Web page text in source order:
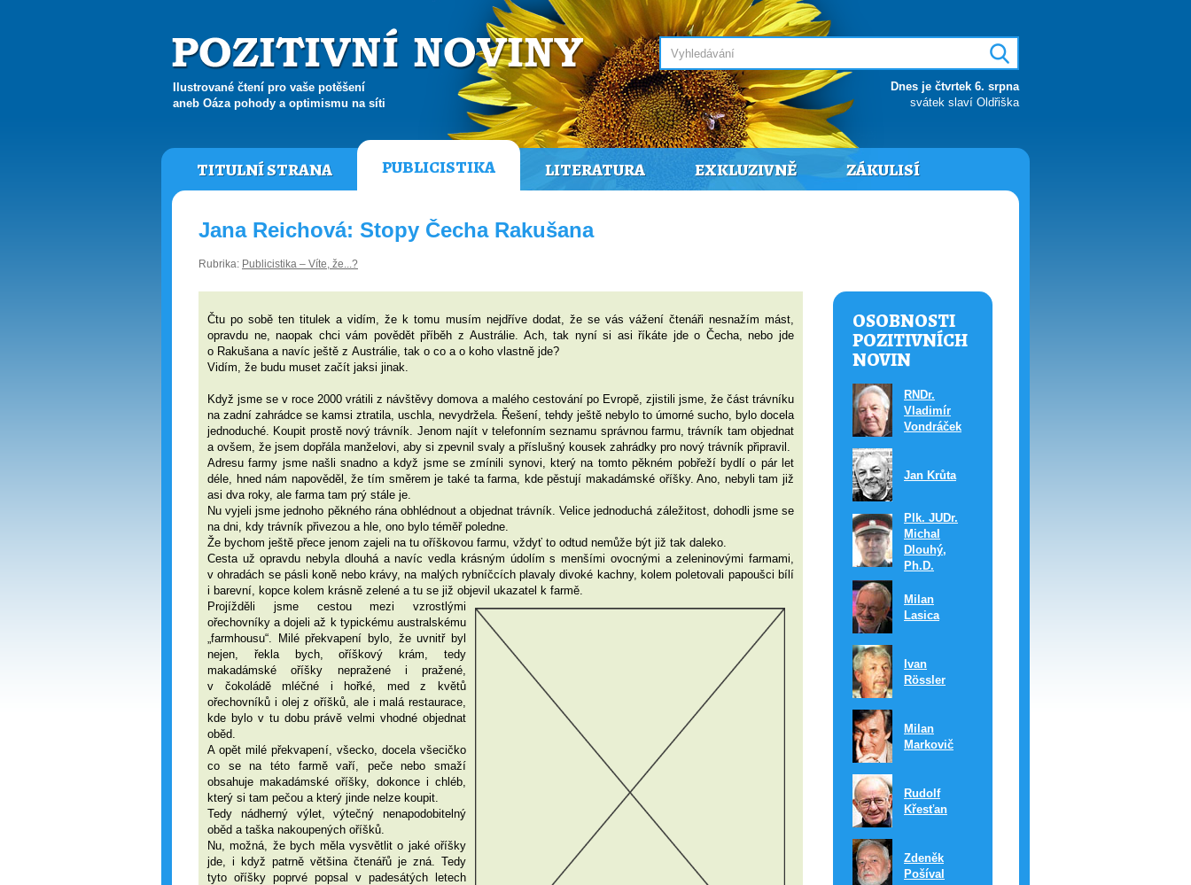
Ilustrované čtení pro vaše potěšení
aneb Oáza pohody a optimismu na síti
Dnes je čtvrtek 6. srpna
svátek slaví Oldřiška
TITULNÍ STRANA PUBLICISTIKA LITERATURA EXKLUZIVNĚ ZÁKULISÍ
Jana Reichová: Stopy Čecha Rakušana
Rubrika: Publicistika – Víte, že...?
Čtu po sobě ten titulek a vidím, že k tomu musím nejdříve dodat, že se vás vážení čtenáři nesnažím mást,
opravdu ne, naopak chci vám povědět příběh z Austrálie. Ach, tak nyní si asi říkáte jde o Čecha, nebo jde
o Rakušana a navíc ještě z Austrálie, tak o co a o koho vlastně jde?
Vidím, že budu muset začít jaksi jinak.
Když jsme se v roce 2000 vrátili z návštěvy domova a malého cestování po Evropě, zjistili jsme, že část trávníku
na zadní zahrádce se kamsi ztratila, uschla, nevydržela. Řešení, tehdy ještě nebylo to úmorné sucho, bylo docela
jednoduché. Koupit prostě nový trávník. Jenom najít v telefonním seznamu správnou farmu, trávník tam objednat
a ovšem, že jsem dopřála manželovi, aby si zpevnil svaly a příslušný kousek zahrádky pro nový trávník připravil.
Adresu farmy jsme našli snadno a když jsme se zmínili synovi, který na tomto pěkném pobřeží bydlí o pár let
déle, hned nám napověděl, že tím směrem je také ta farma, kde pěstují makadámské oříšky. Ano, nebyli tam již
asi dva roky, ale farma tam prý stále je.
Nu vyjeli jsme jednoho pěkného rána obhlédnout a objednat trávník. Velice jednoduchá záležitost, dohodli jsme se
na dni, kdy trávník přivezou a hle, ono bylo téměř poledne.
Že bychom ještě přece jenom zajeli na tu oříškovou farmu, vždyť to odtud nemůže být již tak daleko.
Cesta už opravdu nebyla dlouhá a navíc vedla krásným údolím s menšími ovocnými a zeleninovými farmami,
v ohradách se pásli koně nebo krávy, na malých rybníčcích plavaly divoké kachny, kolem poletovali papoušci bílí
i barevní, kopce kolem krásně zelené a tu se již objevil ukazatel k farmě.
Projížděli jsme cestou mezi vzrostlými
ořechovníky a dojeli až k typickému australskému
„farmhousu“. Milé překvapení bylo, že uvnitř byl
nejen, řekla bych, oříškový krám, tedy
makadámské oříšky nepražené i pražené,
v čokoládě mléčné i hořké, med z květů
ořechovníků i olej z oříšků, ale i malá restaurace,
kde bylo v tu dobu právě velmi vhodné objednat
oběd.
A opět milé překvapení, všecko, docela všecičko
co se na této farmě vaří, peče nebo smaží
obsahuje makadámské oříšky, dokonce i chléb,
který si tam pečou a který jinde nelze koupit.
Tedy nádherný výlet, výtečný nenapodobitelný
oběd a taška nakoupených oříšků.
Nu, možná, že bych měla vysvětlit o jaké oříšky
jde, i když patrně většina čtenářů je zná. Tedy
tyto oříšky poprvé popsal v padesátých letech
OSOBNOSTI
POZITIVNÍCH
NOVIN
RNDr.
Vladimír
Vondráček
Jan Krůta
Plk. JUDr.
Michal
Dlouhý,
Ph.D.
Milan
Lasica
Ivan
Rössler
Milan
Markovič
Rudolf
Křesťan
Zdeněk
Pošíval